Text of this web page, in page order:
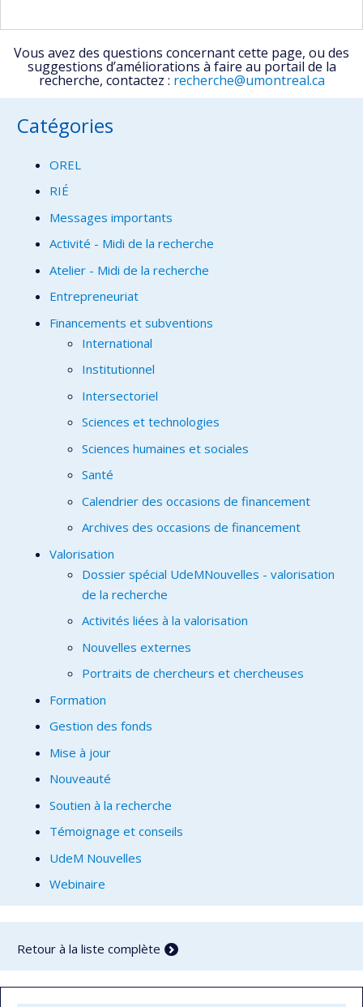
Vous avez des questions concernant cette page, ou des
suggestions d’améliorations à faire au portail de la
recherche, contactez : recherche@umontreal.ca
Catégories
OREL
RIÉ
Messages importants
Activité - Midi de la recherche
Atelier - Midi de la recherche
Entrepreneuriat
Financements et subventions
International
Institutionnel
Intersectoriel
Sciences et technologies
Sciences humaines et sociales
Santé
Calendrier des occasions de financement
Archives des occasions de financement
Valorisation
Dossier spécial UdeMNouvelles - valorisation
de la recherche
Activités liées à la valorisation
Nouvelles externes
Portraits de chercheurs et chercheuses
Formation
Gestion des fonds
Mise à jour
Nouveauté
Soutien à la recherche
Témoignage et conseils
UdeM Nouvelles
Webinaire
Retour à la liste complète